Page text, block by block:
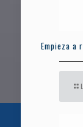
Empieza a